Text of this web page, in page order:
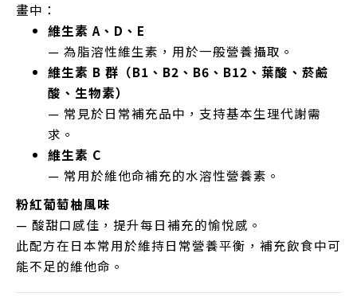
畫中：
維生素 A、D、E
— 為脂溶性維生素，用於一般營養攝取。
維生素 B 群（B1、B2、B6、B12、葉酸、菸鹼
酸、生物素）
— 常見於日常補充品中，支持基本生理代謝需
求。
維生素 C
— 常用於維他命補充的水溶性營養素。
粉紅葡萄柚風味
— 酸甜口感佳，提升每日補充的愉悅感。
此配方在日本常用於維持日常營養平衡，補充飲食中可
能不足的維他命。